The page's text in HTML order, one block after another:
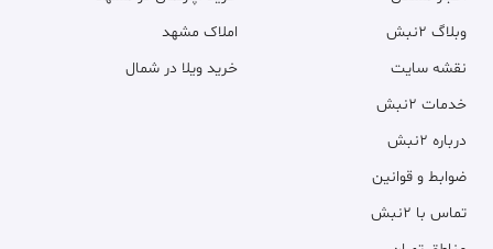
وبلاگ ۲نبش
نقشه سایت
خدمات ۲نبش
درباره ۲نبش
ضوابط و قوانین
تماس با ۲نبش
املاک مشهد
خرید ویلا در شمال